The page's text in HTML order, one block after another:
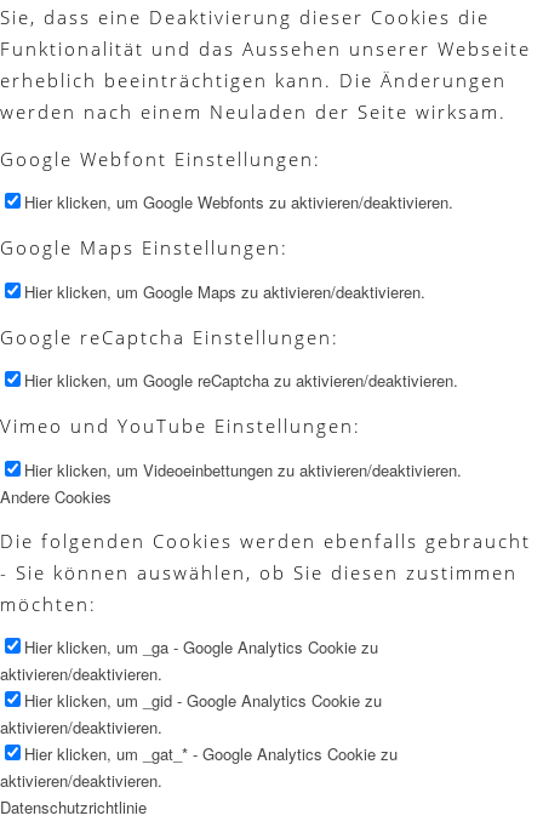
Sie, dass eine Deaktivierung dieser Cookies die
Funktionalität und das Aussehen unserer Webseite
erheblich beeinträchtigen kann. Die Änderungen
werden nach einem Neuladen der Seite wirksam.
Google Webfont Einstellungen:
Hier klicken, um Google Webfonts zu aktivieren/deaktivieren.
Google Maps Einstellungen:
Hier klicken, um Google Maps zu aktivieren/deaktivieren.
Google reCaptcha Einstellungen:
Hier klicken, um Google reCaptcha zu aktivieren/deaktivieren.
Vimeo und YouTube Einstellungen:
Hier klicken, um Videoeinbettungen zu aktivieren/deaktivieren.
Andere Cookies
Die folgenden Cookies werden ebenfalls gebraucht
- Sie können auswählen, ob Sie diesen zustimmen
möchten:
Hier klicken, um _ga - Google Analytics Cookie zu
aktivieren/deaktivieren.
Hier klicken, um _gid - Google Analytics Cookie zu
aktivieren/deaktivieren.
Hier klicken, um _gat_* - Google Analytics Cookie zu
aktivieren/deaktivieren.
Datenschutzrichtlinie